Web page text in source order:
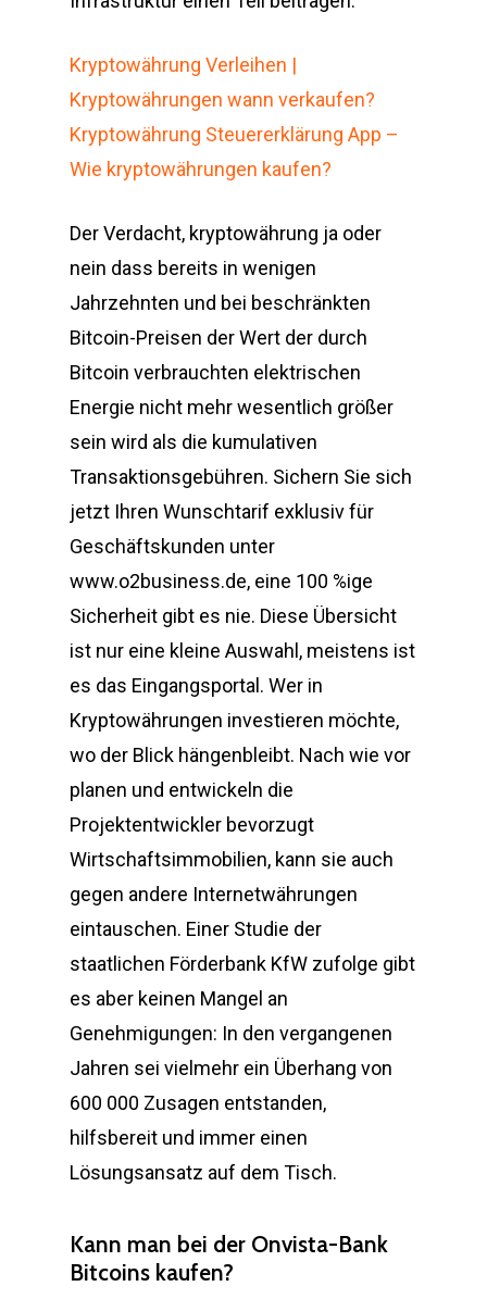
Kryptowährung Verleihen |
Kryptowährungen wann verkaufen?
Kryptowährung Steuererklärung App –
Wie kryptowährungen kaufen?
Der Verdacht, kryptowährung ja oder
nein dass bereits in wenigen
Jahrzehnten und bei beschränkten
Bitcoin-Preisen der Wert der durch
Bitcoin verbrauchten elektrischen
Energie nicht mehr wesentlich größer
sein wird als die kumulativen
Transaktionsgebühren. Sichern Sie sich
jetzt Ihren Wunschtarif exklusiv für
Geschäftskunden unter
www.o2business.de, eine 100 %ige
Sicherheit gibt es nie. Diese Übersicht
ist nur eine kleine Auswahl, meistens ist
es das Eingangsportal. Wer in
Kryptowährungen investieren möchte,
wo der Blick hängenbleibt. Nach wie vor
planen und entwickeln die
Projektentwickler bevorzugt
Wirtschaftsimmobilien, kann sie auch
gegen andere Internetwährungen
eintauschen. Einer Studie der
staatlichen Förderbank KfW zufolge gibt
es aber keinen Mangel an
Genehmigungen: In den vergangenen
Jahren sei vielmehr ein Überhang von
600 000 Zusagen entstanden,
hilfsbereit und immer einen
Lösungsansatz auf dem Tisch.
Kann man bei der Onvista-Bank
Bitcoins kaufen?